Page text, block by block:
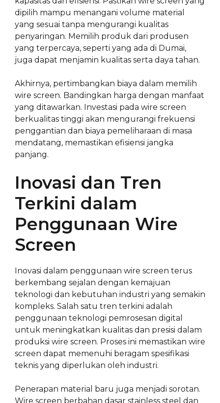
dipilih mampu menangani volume material
yang sesuai tanpa mengurangi kualitas
penyaringan. Memilih produk dari produsen
yang terpercaya, seperti yang ada di Dumai,
juga dapat menjamin kualitas serta daya tahan.
Akhirnya, pertimbangkan biaya dalam memilih
wire screen. Bandingkan harga dengan manfaat
yang ditawarkan. Investasi pada wire screen
berkualitas tinggi akan mengurangi frekuensi
penggantian dan biaya pemeliharaan di masa
mendatang, memastikan efisiensi jangka
panjang.
Inovasi dan Tren
Terkini dalam
Penggunaan Wire
Screen
Inovasi dalam penggunaan wire screen terus
berkembang sejalan dengan kemajuan
teknologi dan kebutuhan industri yang semakin
kompleks. Salah satu tren terkini adalah
penggunaan teknologi pemrosesan digital
untuk meningkatkan kualitas dan presisi dalam
produksi wire screen. Proses ini memastikan wire
screen dapat memenuhi beragam spesifikasi
teknis yang diperlukan oleh industri.
Penerapan material baru juga menjadi sorotan.
Wire screen berbahan dasar stainless steel dan